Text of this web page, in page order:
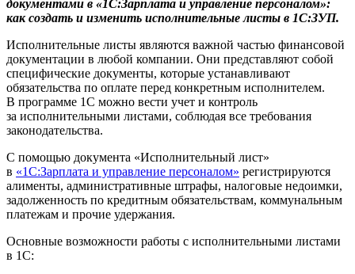
документами в «1С:Зарплата и управление персоналом»:
как создать и изменить исполнительные листы в 1С:ЗУП.
Исполнительные листы являются важной частью финансовой
документации в любой компании. Они представляют собой
специфические документы, которые устанавливают
обязательства по оплате перед конкретным исполнителем.
В программе 1С можно вести учет и контроль
за исполнительными листами, соблюдая все требования
законодательства.
С помощью документа «Исполнительный лист»
в «1С:Зарплата и управление персоналом» регистрируются
алименты, административные штрафы, налоговые недоимки,
задолженность по кредитным обязательствам, коммунальным
платежам и прочие удержания.
Основные возможности работы с исполнительными листами
в 1С: